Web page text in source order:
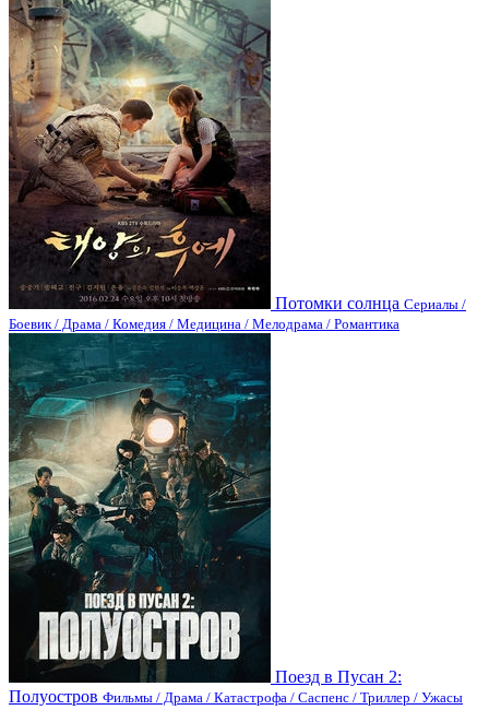
Потомки солнца Сериалы /
Боевик / Драма / Комедия / Медицина / Мелодрама / Романтика
Поезд в Пусан 2:
Полуостров Фильмы / Драма / Катастрофа / Саспенс / Триллер / Ужасы